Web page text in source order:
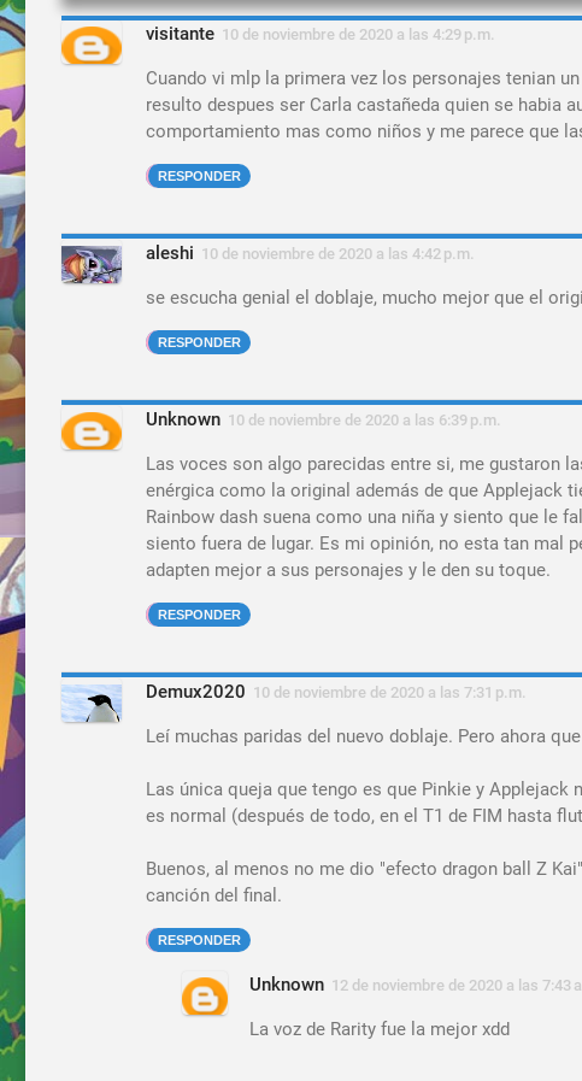
visitante 10 de noviembre de 2020 a las 4:29 p.m.
Cuando vi mlp la primera vez los personajes tenian
resulto despues ser Carla castañeda quien se habia
comportamiento mas como niños y me parece que
RESPONDER
aleshi 10 de noviembre de 2020 a las 4:42 p.m.
se escucha genial el doblaje, mucho mejor que el
RESPONDER
Unknown 10 de noviembre de 2020 a las 6:39 p.m.
Las voces son algo parecidas entre si, me gustaron
enérgica como la original además de que Applejack
Rainbow dash suena como una niña y siento que le
siento fuera de lugar. Es mi opinión, no esta tan mal
adapten mejor a sus personajes y le den su toque.
RESPONDER
Demux2020 10 de noviembre de 2020 a las 7:31 p.m.
Leí muchas paridas del nuevo doblaje. Pero ahora
Las única queja que tengo es que Pinkie y
es normal (después de todo, en el T1 de FIM hasta
Buenos, al menos no me dio "efecto dragon ball Z
canción del final.
RESPONDER
Unknown 12 de noviembre de 2020 a las 7:43
La voz de Rarity fue la mejor xdd